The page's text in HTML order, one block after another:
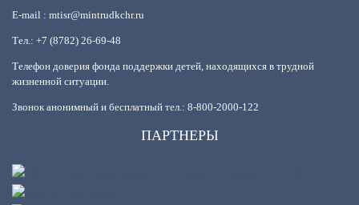
E-mail : mtisr@mintrudkchr.ru
Тел.: +7 (8782) 26-69-48
Телефон доверия фонда поддержки детей, находящихся в трудной
жизненной ситуации.
Звонок анонимный и бесплатный тел.: 8-800-2000-122
ПАРТНЕРЫ